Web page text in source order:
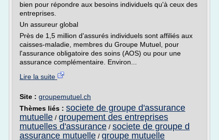
bien pour répondre aux besoins individuels qu'à ceux des
entreprises.
Un assureur global
Près de 1,5 million d'assurés individuels sont affiliés aux
caisses-maladie, membres du Groupe Mutuel, pour
l'assurance obligatoire des soins (AOS) ou pour une
assurance complémentaire. Environ...
Lire la suite
Site : groupemutuel.ch
Thèmes liés : societe de groupe d'assurance
mutuelle / groupement des entreprises
mutuelles d'assurance / societe de groupe d
assurance mutuelle / groupe mutuelle